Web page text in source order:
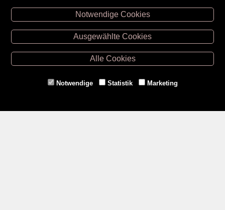
Unsere Öffnungszeiten
Retz -02942/20433
Hollabrunn -02952/30057
Eggenburg -02984/3836
Gmünd -
Notwendige Cookies
Ausgewählte Cookies
Alle Cookies
Notwendige Statistik Marketing